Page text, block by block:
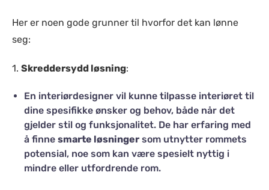
Her er noen gode grunner til hvorfor det kan lønne
seg:
1. Skreddersydd løsning:
En interiørdesigner vil kunne tilpasse interiøret til
dine spesifikke ønsker og behov, både når det
gjelder stil og funksjonalitet. De har erfaring med
å finne smarte løsninger som utnytter rommets
potensial, noe som kan være spesielt nyttig i
mindre eller utfordrende rom.